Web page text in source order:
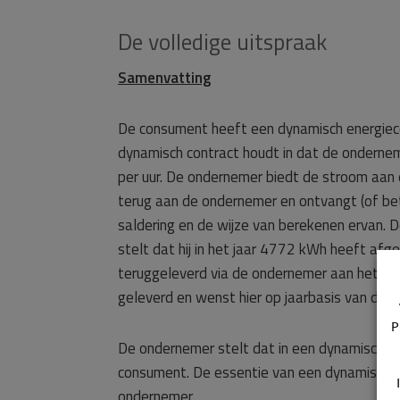
De volledige uitspraak
Samenvatting
De consument heeft een dynamisch
dynamisch contract houdt in dat de
per uur. De ondernemer biedt de stroom
terug aan de ondernemer en ontvangt (of
saldering en de wijze van berekenen
stelt dat hij in het jaar 4772 kWh heeft
teruggeleverd via de ondernemer aan het
geleverd en wenst hier op jaarbasis van de
De ondernemer stelt dat in een dynamisch
consument. De essentie van een